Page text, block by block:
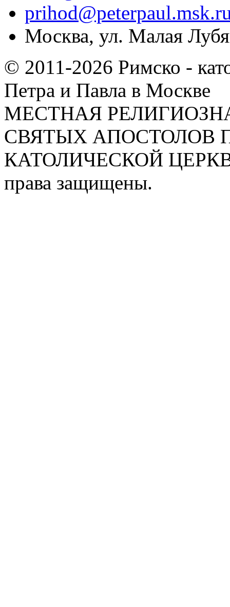
Москва, ул. Малая
© 2011-2026 Римско -
Петра и Павла в Москве
МЕСТНАЯ
СВЯТЫХ АПОСТОЛОВ
КАТОЛИЧЕСКОЙ
права защищены.